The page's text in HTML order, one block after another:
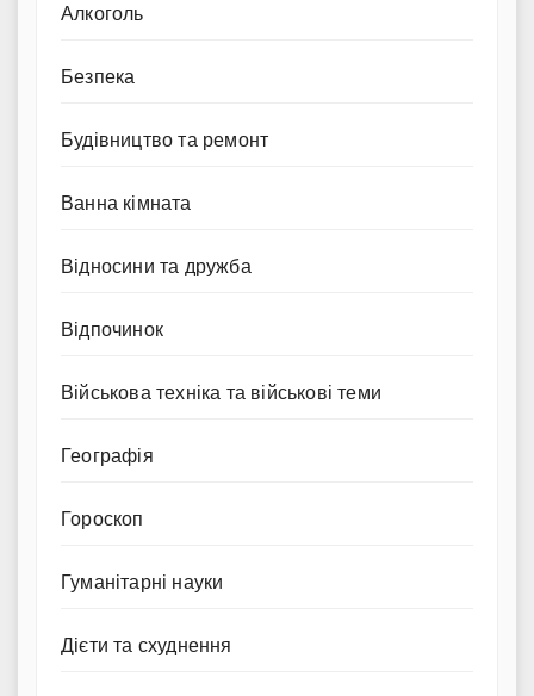
Алкоголь
Безпека
Будівництво та ремонт
Ванна кімната
Відносини та дружба
Відпочинок
Військова техніка та військові теми
Географія
Гороскоп
Гуманітарні науки
Дієти та схуднення